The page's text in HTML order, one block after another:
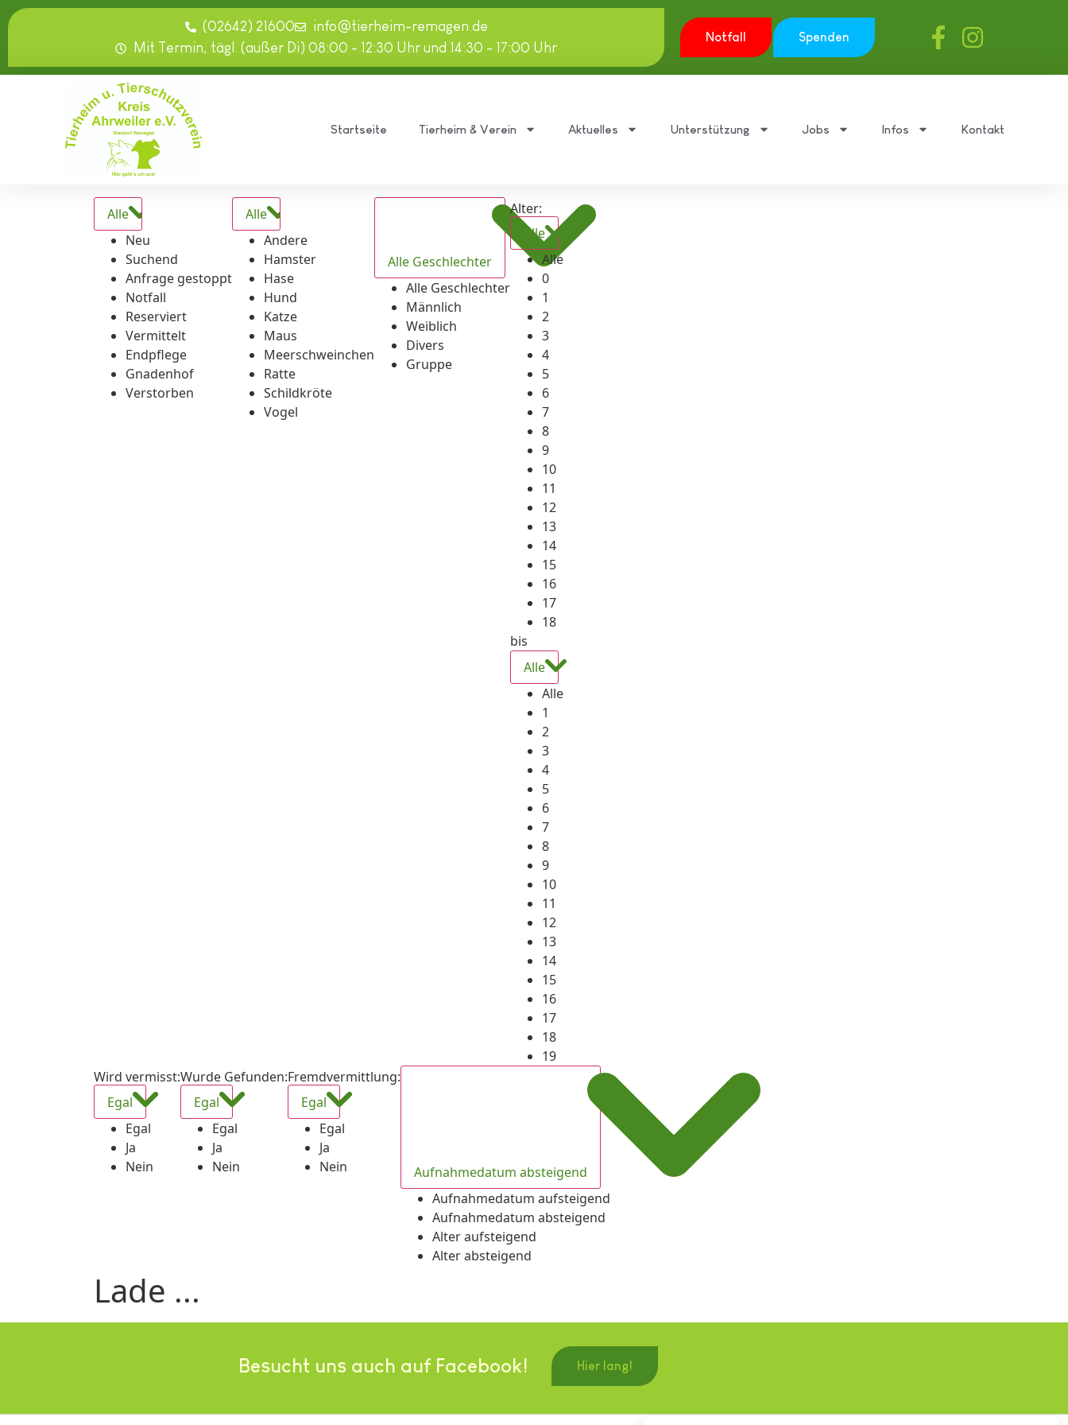
springen
(02642) 21600
info@tierheim-remagen.de
Mit Termin, tägl. (außer Di) 08:00 - 12:30 Uhr und 14:30 - 17:00 Uhr
Notfall Spenden
Startseite Tierheim & Verein Aktuelles Unterstützung Jobs Infos Kontakt
Alle
Neu
Suchend
Anfrage gestoppt
Notfall
Reserviert
Vermittelt
Endpflege
Gnadenhof
Verstorben
Alle
Andere
Hamster
Hase
Hund
Katze
Maus
Meerschweinchen
Ratte
Schildkröte
Vogel
Alle Geschlechter
Alle Geschlechter
Männlich
Weiblich
Divers
Gruppe
Alter:
Alle
Alle
0
1
2
3
4
5
6
7
8
9
10
11
12
13
14
15
16
17
18
bis
Alle
Alle
1
2
3
4
5
6
7
8
9
10
11
12
13
14
15
16
17
18
19
Wird vermisst:
Egal
Egal
Ja
Nein
Wurde Gefunden:
Egal
Egal
Ja
Nein
Fremdvermittlung:
Egal
Egal
Ja
Nein
Aufnahmedatum absteigend
Aufnahmedatum aufsteigend
Aufnahmedatum absteigend
Alter aufsteigend
Alter absteigend
Lade ...
Besucht uns auch auf Facebook! Hier lang!